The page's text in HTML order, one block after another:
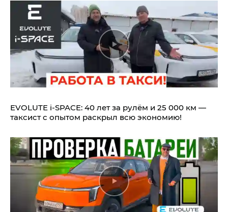
EVOLUTE i‑SPACE: 40 лет за рулём и 25 000 км —
таксист с опытом раскрыл всю экономию!